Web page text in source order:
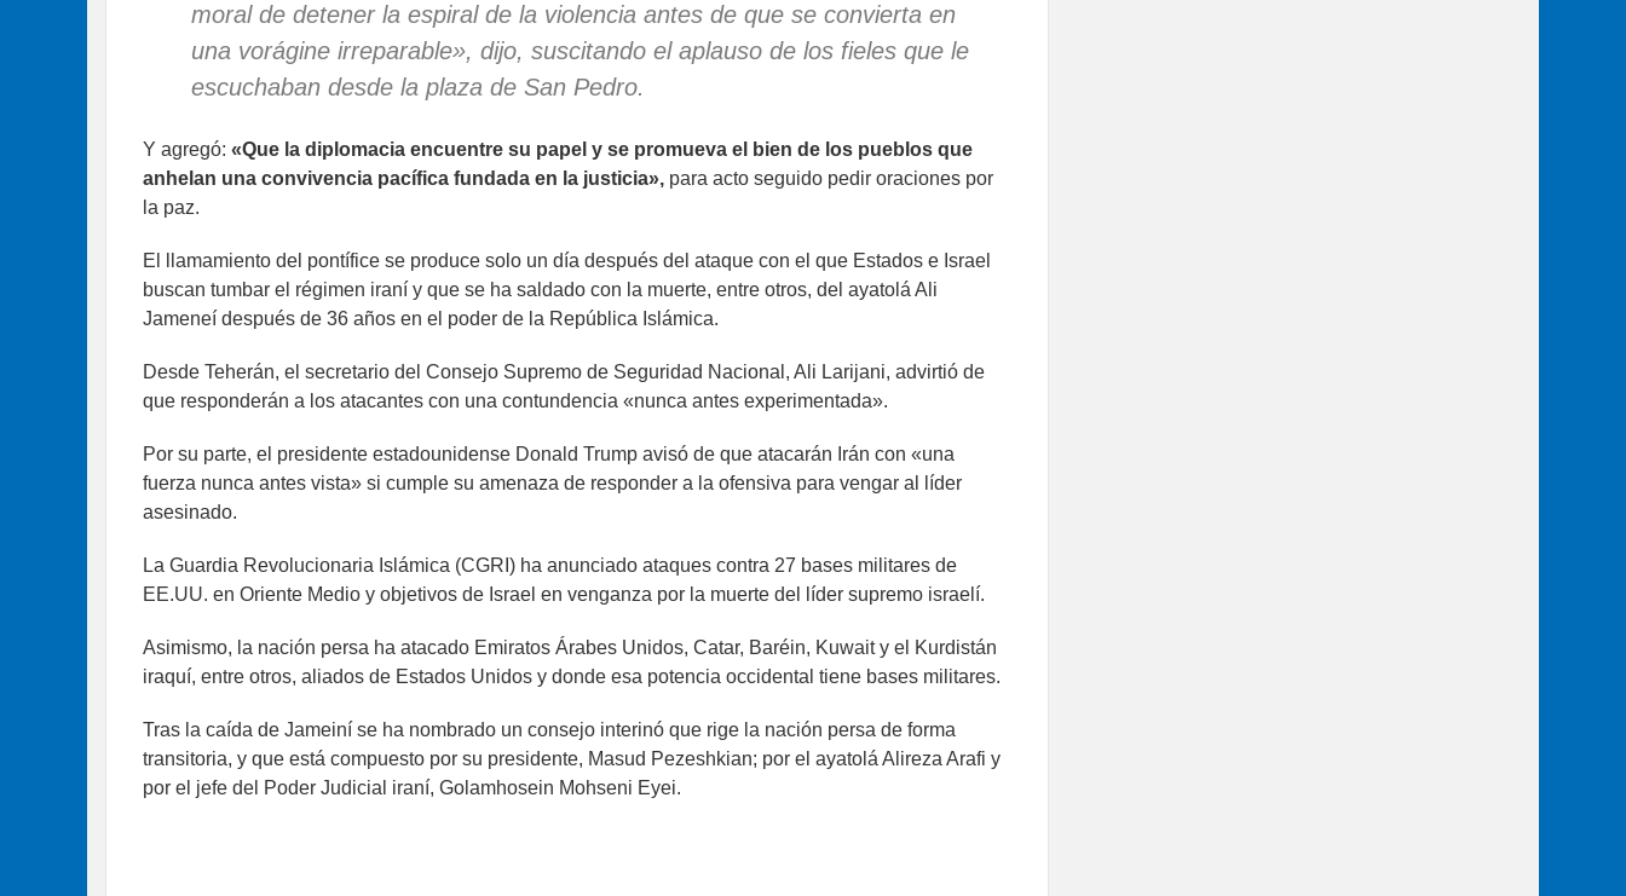
moral de detener la espiral de la violencia antes de que se convierta en
una vorágine irreparable», dijo, suscitando el aplauso de los fieles que le
escuchaban desde la plaza de San Pedro.
Y agregó: «Que la diplomacia encuentre su papel y se promueva el bien de los pueblos que
anhelan una convivencia pacífica fundada en la justicia», para acto seguido pedir oraciones por
la paz.
El llamamiento del pontífice se produce solo un día después del ataque con el que Estados e Israel
buscan tumbar el régimen iraní y que se ha saldado con la muerte, entre otros, del ayatolá Ali
Jameneí después de 36 años en el poder de la República Islámica.
Desde Teherán, el secretario del Consejo Supremo de Seguridad Nacional, Ali Larijani, advirtió de
que responderán a los atacantes con una contundencia «nunca antes experimentada».
Por su parte, el presidente estadounidense Donald Trump avisó de que atacarán Irán con «una
fuerza nunca antes vista» si cumple su amenaza de responder a la ofensiva para vengar al líder
asesinado.
La Guardia Revolucionaria Islámica (CGRI) ha anunciado ataques contra 27 bases militares de
EE.UU. en Oriente Medio y objetivos de Israel en venganza por la muerte del líder supremo israelí.
Asimismo, la nación persa ha atacado Emiratos Árabes Unidos, Catar, Baréin, Kuwait y el Kurdistán
iraquí, entre otros, aliados de Estados Unidos y donde esa potencia occidental tiene bases militares.
Tras la caída de Jameiní se ha nombrado un consejo interinó que rige la nación persa de forma
transitoria, y que está compuesto por su presidente, Masud Pezeshkian; por el ayatolá Alireza Arafi y
por el jefe del Poder Judicial iraní, Golamhosein Mohseni Eyei.